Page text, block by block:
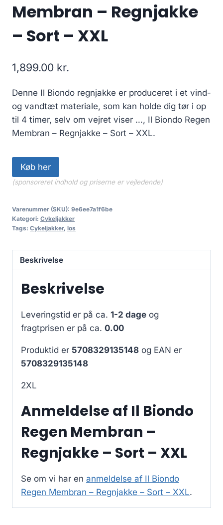
Membran – Regnjakke
– Sort – XXL
1,899.00 kr.
Denne Il Biondo regnjakke er produceret i et vind-
og vandtæt materiale, som kan holde dig tør i op
til 4 timer, selv om vejret viser …, Il Biondo Regen
Membran – Regnjakke – Sort – XXL.
Køb her
(sponsoreret indhold og priserne er vejledende)
Varenummer (SKU): 9e6ee7a1f6be
Kategori: Cykeljakker
Tags: Cykeljakker, los
Beskrivelse
Beskrivelse
Leveringstid er på ca. 1-2 dage og
fragtprisen er på ca. 0.00
Produktid er 5708329135148 og EAN er
5708329135148
2XL
Anmeldelse af Il Biondo
Regen Membran –
Regnjakke – Sort – XXL
Se om vi har en anmeldelse af Il Biondo
Regen Membran – Regnjakke – Sort – XXL.